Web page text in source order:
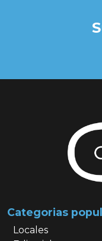
Categorias
Locales